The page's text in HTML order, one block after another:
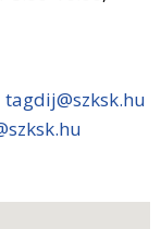
tagdij@szksk.hu